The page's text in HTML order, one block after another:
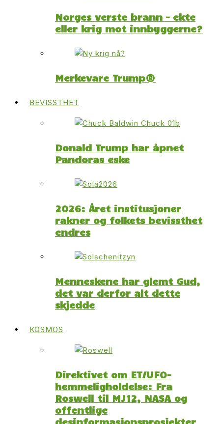
Norges verste brann – ekte
eller krig mot innbyggerne?
Merkevare Trump®
BEVISSTHET
Donald Trump har åpnet
Pandoras eske
2026: Året institusjoner
rakner og folkets bevissthet
endres
Menneskene har glemt Gud,
det var derfor alt dette
skjedde
KOSMOS
Direktivet om ET/UFO-
hemmeligholdelse: Fra
Roswell til MJ12, NASA og
offentlige
desinformasjonsprosjekter